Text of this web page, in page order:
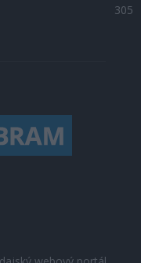
305